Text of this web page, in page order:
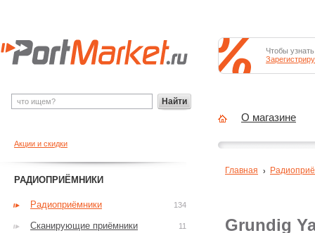
Grundig
Главная
Акции и скидки
РАДИОПРИЁМНИКИ
Радиоприёмники 134
Сканирующие приёмники 11
Найти
Чтобы
О магазине